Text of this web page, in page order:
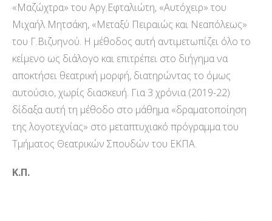
«Μαζώχτρα» του Αργ.Εφταλιώτη, «Αυτόχειρ» του
Μιχαήλ Μητσάκη, «Μεταξύ Πειραιώς και Νεαπόλεως»
του Γ.Βιζυηνού. H μέθοδος αυτή αντιμετωπίζει όλο το
κείμενο ως διάλογο και επιτρέπει στο διήγημα να
αποκτήσει θεατρική μορφή, διατηρώντας το όμως
αυτούσιο, χωρίς διασκευή. Για 3 χρόνια (2019-22)
δίδαξα αυτή τη μέθοδο στο μάθημα «δραματοποίηση
της λογοτεχνίας» στο μεταπτυχιακό πρόγραμμα του
Τμήματος Θεατρικών Σπουδών του ΕΚΠΑ.
Κ.Π.